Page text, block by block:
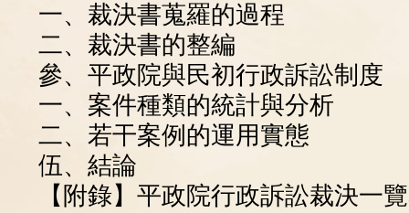
一、裁決書蒐羅的過程
二、裁決書的整編
參、平政院與民初行政訴訟制度
一、案件種類的統計與分析
二、若干案例的運用實態
伍、結論
【附錄】平政院行政訴訟裁決一